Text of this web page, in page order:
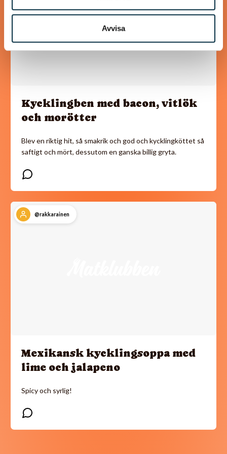
Avvisa
Kycklingben med bacon, vitlök
och morötter
Blev en riktig hit, så smakrik och god och kycklingköttet så
saftigt och mört, dessutom en ganska billig gryta.
@rakkarainen
Mexikansk kycklingsoppa med
lime och jalapeno
Spicy och syrlig!